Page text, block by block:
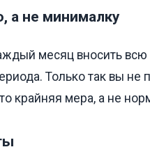
а не минималку
месяц вносить
Только так вы не
крайняя мера, а не